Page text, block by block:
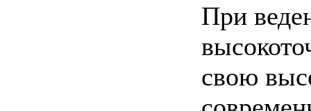
При
свою